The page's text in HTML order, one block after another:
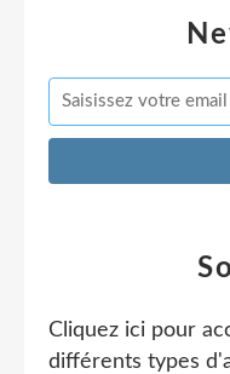
Cliquez ici pour
différents types